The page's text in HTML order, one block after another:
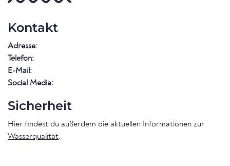
Kontakt
Adresse:
Telefon:
E-Mail:
Social Media:
Sicherheit
Hier findest du außerdem die aktuellen Informationen zur
Wasserqualität.